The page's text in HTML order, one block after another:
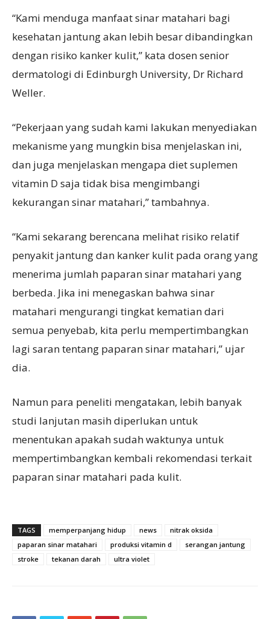
“Kami menduga manfaat sinar matahari bagi
kesehatan jantung akan lebih besar dibandingkan
dengan risiko kanker kulit,” kata dosen senior
dermatologi di Edinburgh University, Dr Richard
Weller.
“Pekerjaan yang sudah kami lakukan menyediakan
mekanisme yang mungkin bisa menjelaskan ini,
dan juga menjelaskan mengapa diet suplemen
vitamin D saja tidak bisa mengimbangi
kekurangan sinar matahari,” tambahnya.
“Kami sekarang berencana melihat risiko relatif
penyakit jantung dan kanker kulit pada orang yang
menerima jumlah paparan sinar matahari yang
berbeda. Jika ini menegaskan bahwa sinar
matahari mengurangi tingkat kematian dari
semua penyebab, kita perlu mempertimbangkan
lagi saran tentang paparan sinar matahari,” ujar
dia.
Namun para peneliti mengatakan, lebih banyak
studi lanjutan masih diperlukan untuk
menentukan apakah sudah waktunya untuk
mempertimbangkan kembali rekomendasi terkait
paparan sinar matahari pada kulit.
TAGS memperpanjang hidup news
nitrak oksida
paparan sinar matahari
produksi vitamin d
serangan jantung
stroke
tekanan darah ultra violet